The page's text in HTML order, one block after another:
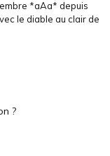
*aAa* depuis
le diable au clair de
?